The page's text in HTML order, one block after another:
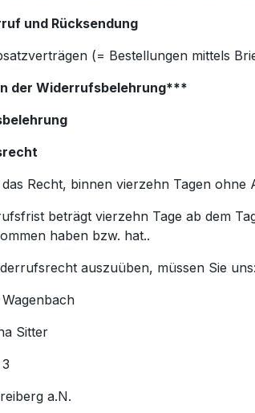
und Rücksendung
(= Bestellungen mittels
der Widerrufsbelehrung***
Recht, binnen vierzehn Tagen
beträgt vierzehn Tage ab dem
haben bzw. hat..
auszuüben, müssen Sie uns:
Sitter
a.N.